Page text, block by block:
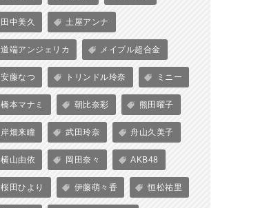
田中美久 土屋アンナ
道端アンジェリカ メイプル超合金
安藤なつ トリンドル玲奈 ミニー
橋本マナミ 朝比奈彩 熊田曜子
岸畑来瞳 武田玲奈 舟山久美子
横山由依 岡田奈々 AKB48
桜田ひより 伊藤萌々香 恒松祐里